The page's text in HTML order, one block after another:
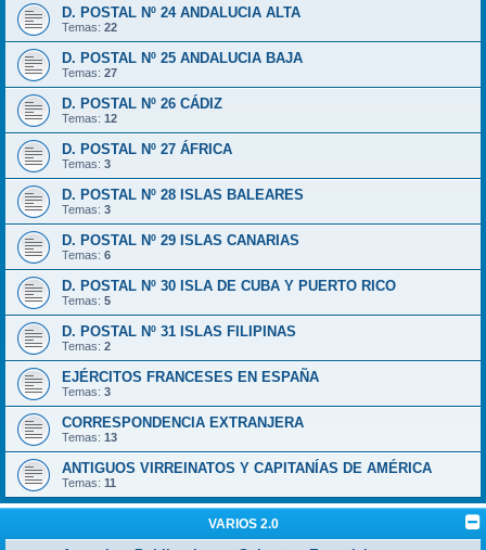
D. POSTAL Nº 24 ANDALUCIA ALTA
Temas: 22
D. POSTAL Nº 25 ANDALUCIA BAJA
Temas: 27
D. POSTAL Nº 26 CÁDIZ
Temas: 12
D. POSTAL Nº 27 ÁFRICA
Temas: 3
D. POSTAL Nº 28 ISLAS BALEARES
Temas: 3
D. POSTAL Nº 29 ISLAS CANARIAS
Temas: 6
D. POSTAL Nº 30 ISLA DE CUBA Y PUERTO RICO
Temas: 5
D. POSTAL Nº 31 ISLAS FILIPINAS
Temas: 2
EJÉRCITOS FRANCESES EN ESPAÑA
Temas: 3
CORRESPONDENCIA EXTRANJERA
Temas: 13
ANTIGUOS VIRREINATOS Y CAPITANÍAS DE AMÉRICA
Temas: 11
VARIOS 2.0